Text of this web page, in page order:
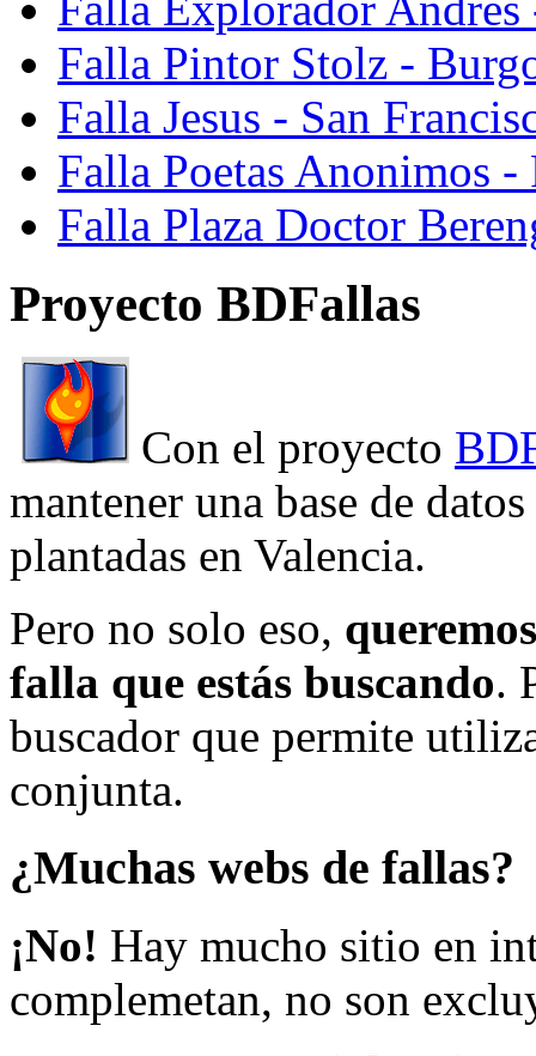
Falla Pintor Stolz -
Falla Jesus - San
Falla Poetas Anonimos
Falla Plaza Doctor
Proyecto BDFallas
Con el proyecto
mantener una base de
plantadas en Valencia.
Pero no solo eso,
falla que estás buscando.
buscador que permite
conjunta.
¿Muchas webs de fallas?
¡No! Hay mucho sitio en
complemetan, no son